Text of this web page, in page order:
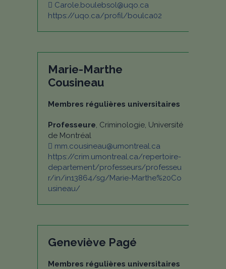
Carole.boulebsol@uqo.ca
https://uqo.ca/profil/boulca02
Marie-Marthe
Cousineau
Membres régulières universitaires
Professeure, Criminologie, Université
de Montréal
mm.cousineau@umontreal.ca
https://crim.umontreal.ca/repertoire-
departement/professeurs/professeu
r/in/in13864/sg/Marie-Marthe%20Co
usineau/
Geneviève Pagé
Membres régulières universitaires